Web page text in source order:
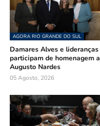
AGORA RIO GRANDE DO SUL
Damares Alves e lideranças
participam de homenagem a
Augusto Nardes
05 Agosto, 2026